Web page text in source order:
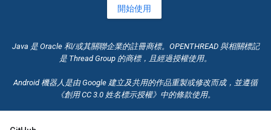
開始使用
Java 是 Oracle 和/或其關聯企業的註冊商標。OPENTHREAD 與相關標記
是 Thread Group 的商標，且經過授權使用。
Android 機器人是由 Google 建立及共用的作品重製或修改而成，並遵循
《創用 CC3.0 姓名標示授權》中的條款使用。